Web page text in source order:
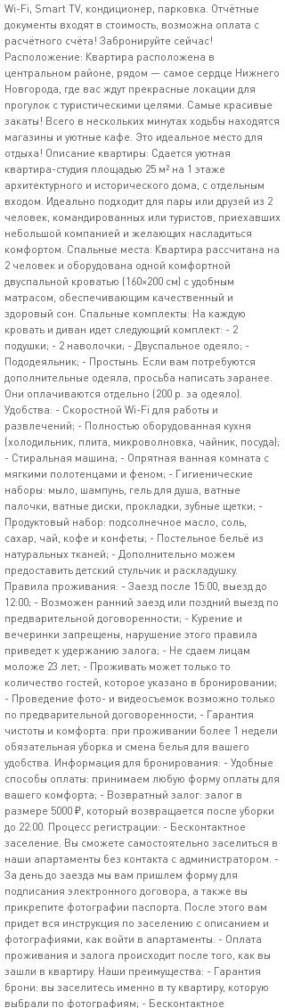
Wi-Fi, Smart TV, кондиционер, парковка. Отчётные
документы входят в стоимость, возможна оплата с
расчётного счёта! Забронируйте сейчас!
Расположение: Квартира расположена в
центральном районе, рядом — самое сердце Нижнего
Новгорода, где вас ждут прекрасные локации для
прогулок с туристическими целями. Самые красивые
закаты! Всего в нескольких минутах ходьбы находятся
магазины и уютные кафе. Это идеальное место для
отдыха! Описание квартиры: Сдается уютная
квартира-студия площадью 25 м² на 1 этаже
архитектурного и исторического дома, с отдельным
входом. Идеально подходит для пары или друзей из 2
человек, командированных или туристов, приехавших
небольшой компанией и желающих насладиться
комфортом. Спальные места: Квартира рассчитана на
2 человек и оборудована одной комфортной
двуспальной кроватью (160×200 см) с удобным
матрасом, обеспечивающим качественный и
здоровый сон. Спальные комплекты: На каждую
кровать и диван идет следующий комплект: - 2
подушки; - 2 наволочки; - Двуспальное одеяло; -
Пододеяльник; - Простынь. Если вам потребуются
дополнительные одеяла, просьба написать заранее.
Они оплачиваются отдельно (200 р. за одеяло).
Удобства: - Скоростной Wi-Fi для работы и
развлечений; - Полностью оборудованная кухня
(холодильник, плита, микроволновка, чайник, посуда);
- Стиральная машина; - Опрятная ванная комната с
мягкими полотенцами и феном; - Гигиенические
наборы: мыло, шампунь, гель для душа, ватные
палочки, ватные диски, прокладки, зубные щетки; -
Продуктовый набор: подсолнечное масло, соль,
сахар, чай, кофе и конфеты; - Постельное бельё из
натуральных тканей; - Дополнительно можем
предоставить детский стульчик и раскладушку.
Правила проживания: - Заезд после 15:00, выезд до
12:00; - Возможен ранний заезд или поздний выезд по
предварительной договоренности; - Курение и
вечеринки запрещены, нарушение этого правила
приведет к удержанию залога; - Не сдаем лицам
моложе 23 лет; - Проживать может только то
количество гостей, которое указано в бронировании;
- Проведение фото- и видеосъемок возможно только
по предварительной договоренности; - Гарантия
чистоты и комфорта: при проживании более 1 недели
обязательная уборка и смена белья для вашего
удобства. Информация для бронирования: - Удобные
способы оплаты: принимаем любую форму оплаты для
вашего комфорта; - Возвратный залог: залог в
размере 5000 ₽, который возвращается после уборки
до 22:00. Процесс регистрации: - Бесконтактное
заселение. Вы сможете самостоятельно заселиться в
наши апартаменты без контакта с администратором. -
За день до заезда мы вам пришлем форму для
подписания электронного договора, а также вы
прикрепите фотографии паспорта. После этого вам
придет вся инструкция по заселению с описанием и
фотографиями, как войти в апартаменты. - Оплата
проживания и залога происходит после того, как вы
зашли в квартиру. Наши преимущества: - Гарантия
брони: вы заселитесь именно в ту квартиру, которую
выбрали по фотографиям; - Бесконтактное